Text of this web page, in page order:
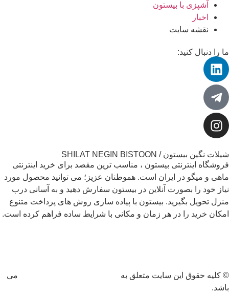
آشپزی با بیستون
اخبار
نقشه سایت
ما را دنبال کنید:
شیلات نگین بیستون / SHILAT NEGIN BISTOON
فروشگاه اینترنتی بیستون ، مناسب ترین مقصد برای خرید اینترنتی
ماهی و میگو در ایران است. هموطنان عزیز؛ می توانید محصول مورد
نیاز خود را بصورت آنلاین در بیستون سفارش دهید و به آسانی درب
منزل تحویل بگیرید. بیستون با پیاده سازی روش های پرداخت متنوع
امکان خرید را در هر زمان و مکانی با شرایط ساده فراهم کرده است.
© کلیه حقوق این سایت متعلق به
می
باشد.